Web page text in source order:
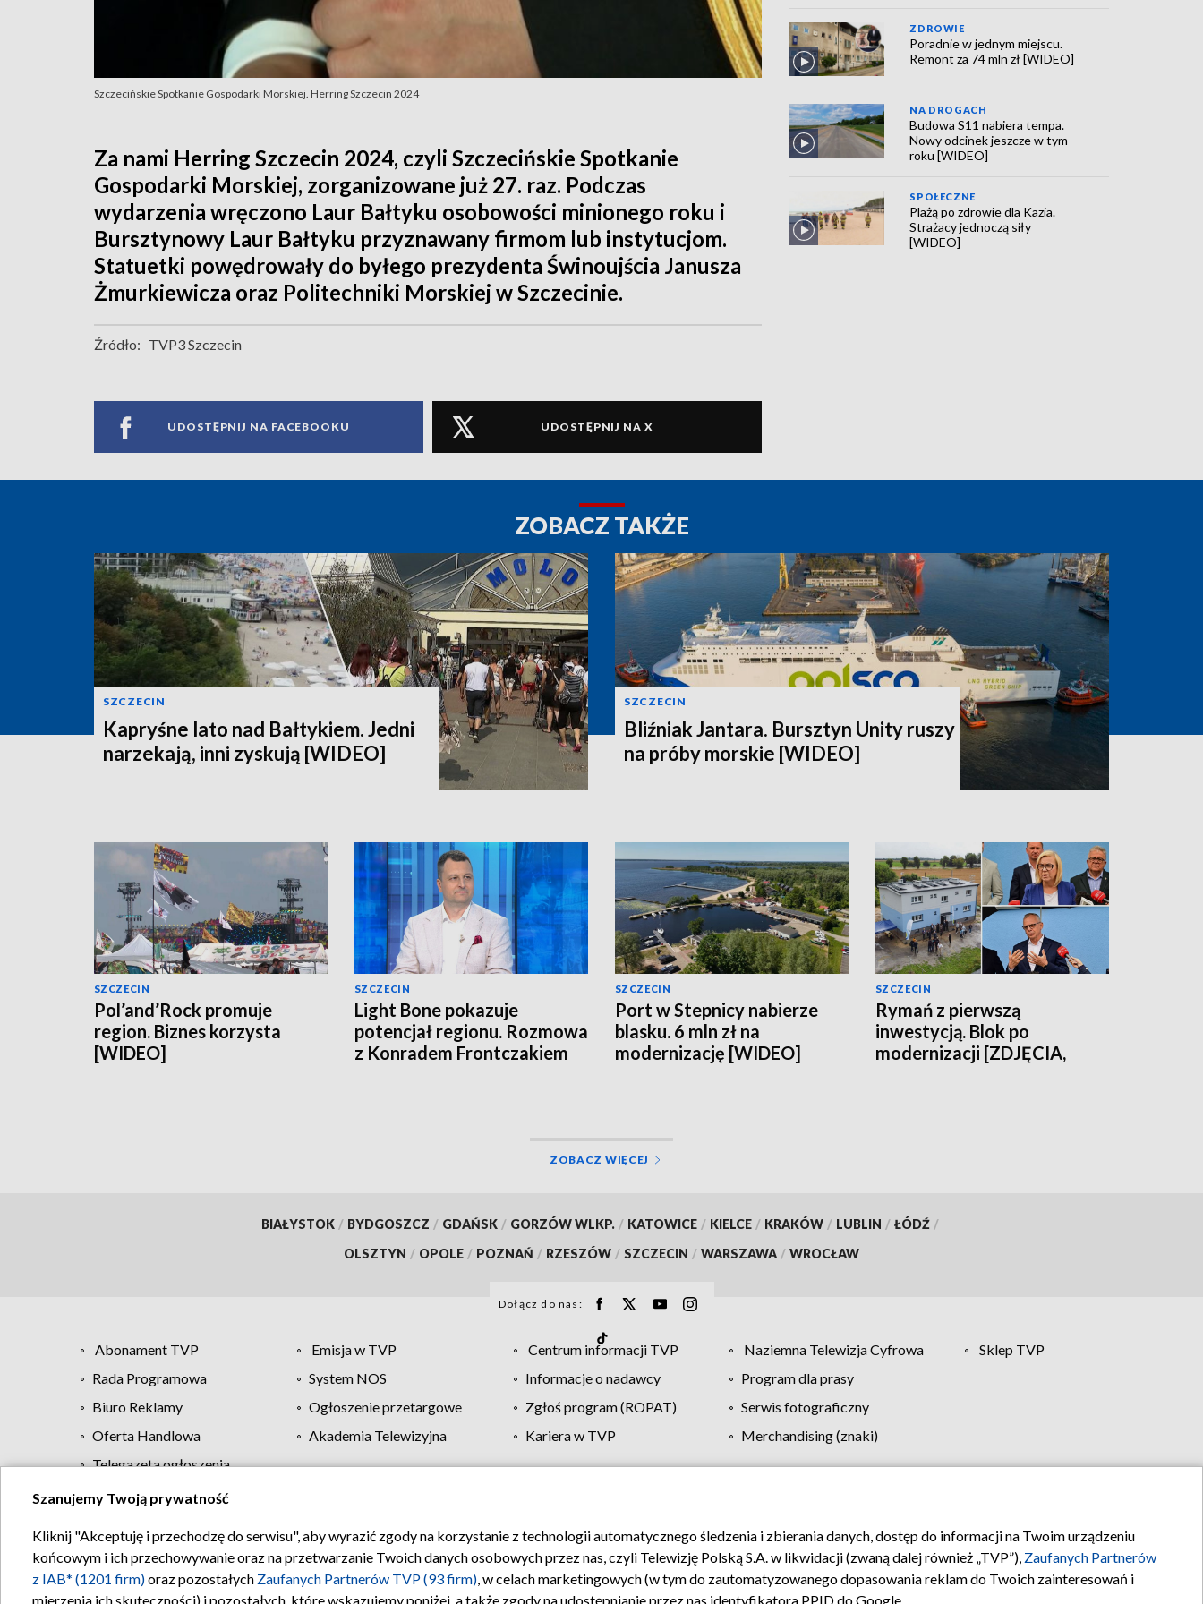
Szczecińskie Spotkanie Gospodarki Morskiej. Herring Szczecin 2024
Za nami Herring Szczecin 2024, czyli Szczecińskie Spotkanie
Gospodarki Morskiej, zorganizowane już 27. raz. Podczas
wydarzenia wręczono Laur Bałtyku osobowości minionego roku i
Bursztynowy Laur Bałtyku przyznawany firmom lub instytucjom.
Statuetki powędrowały do byłego prezydenta Świnoujścia Janusza
Żmurkiewicza oraz Politechniki Morskiej w Szczecinie.
Źródło: TVP3 Szczecin
UDOSTĘPNIJ NA FACEBOOKU UDOSTĘPNIJ NA X
ZDROWIE
Poradnie w jednym miejscu.
Remont za 74 mln zł [WIDEO]
NA DROGACH
Budowa S11 nabiera tempa.
Nowy odcinek jeszcze w tym
roku [WIDEO]
SPOŁECZNE
Plażą po zdrowie dla Kazia.
Strażacy jednoczą siły
[WIDEO]
ZOBACZ TAKŻE
SZCZECIN
Kapryśne lato nad Bałtykiem. Jedni
narzekają, inni zyskują [WIDEO]
SZCZECIN
Bliźniak Jantara. Bursztyn Unity ruszy
na próby morskie [WIDEO]
SZCZECIN
Pol’and’Rock promuje
region. Biznes korzysta
[WIDEO]
SZCZECIN
Light Bone pokazuje
potencjał regionu. Rozmowa
z Konradem Frontczakiem
SZCZECIN
Port w Stepnicy nabierze
blasku. 6 mln zł na
modernizację [WIDEO]
SZCZECIN
Rymań z pierwszą
inwestycją. Blok po
modernizacji [ZDJĘCIA,
ZOBACZ WIĘCEJ
BIAŁYSTOK / BYDGOSZCZ / GDAŃSK / GORZÓW WLKP. / KATOWICE / KIELCE / KRAKÓW / LUBLIN / ŁÓDŹ /
OLSZTYN / OPOLE / POZNAŃ / RZESZÓW / SZCZECIN / WARSZAWA / WROCŁAW
Dołącz do nas:
Abonament TVP Emisja w TVP Centrum informacji TVP Naziemna Telewizja Cyfrowa
Sklep TVP
Rada Programowa
System NOS Informacje o nadawcy
Program dla prasy
Biuro Reklamy
Ogłoszenie przetargowe Zgłoś program (ROPAT)
Serwis fotograficzny
Oferta Handlowa
Akademia Telewizyjna Kariera w TVP
Merchandising (znaki)
Telegazeta ogłoszenia
Regulamin TVP Polityka prywatności Moje zgody Pomoc Biuro reklamy Kontakt
Szanujemy Twoją prywatność
Kliknij "Akceptuję i przechodzę do serwisu", aby wyrazić zgody na korzystanie z technologii automatycznego śledzenia i zbierania danych, dostęp do informacji na Twoim urządzeniu
końcowym i ich przechowywanie oraz na przetwarzanie Twoich danych osobowych przez nas, czyli Telewizję Polską S.A. w likwidacji (zwaną dalej również „TVP”), Zaufanych Partnerów
z IAB* (1201 firm)oraz pozostałych Zaufanych Partnerów TVP (93 firm), w celach marketingowych (w tym do zautomatyzowanego dopasowania reklam do Twoich zainteresowań i
mierzenia ich skuteczności) i pozostałych, które wskazujemy poniżej, a także zgody na udostępnianie przez nas identyfikatora PPID do Google.